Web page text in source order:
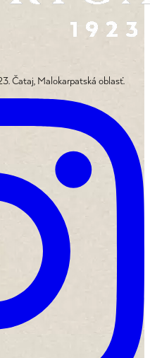
Čataj, Malokarpatská oblasť.